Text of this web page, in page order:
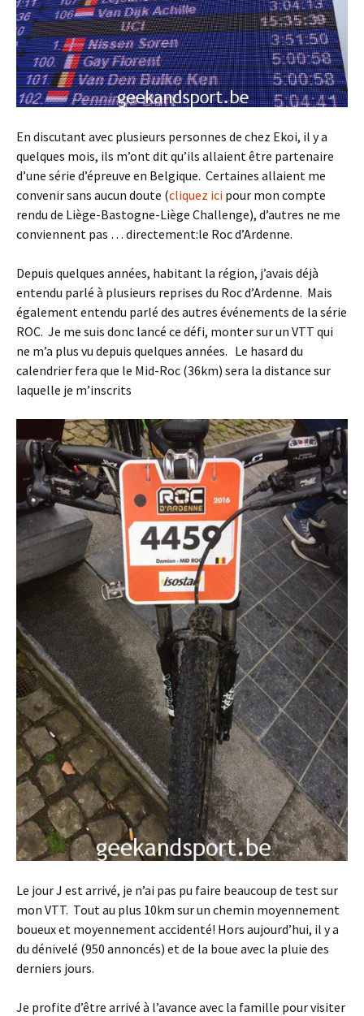
En discutant avec plusieurs personnes de chez Ekoi, il y a
quelques mois, ils m’ont dit qu’ils allaient être partenaire
d’une série d’épreuve en Belgique. Certaines allaient me
convenir sans aucun doute (cliquez ici pour mon compte
rendu de Liège-Bastogne-Liège Challenge), d’autres ne me
conviennent pas … directement:le Roc d’Ardenne.
Depuis quelques années, habitant la région, j’avais déjà
entendu parlé à plusieurs reprises du Roc d’Ardenne. Mais
également entendu parlé des autres événements de la série
ROC. Je me suis donc lancé ce défi, monter sur un VTT qui
ne m’a plus vu depuis quelques années. Le hasard du
calendrier fera que le Mid-Roc (36km) sera la distance sur
laquelle je m’inscrits
Le jour J est arrivé, je n’ai pas pu faire beaucoup de test sur
mon VTT. Tout au plus 10km sur un chemin moyennement
boueux et moyennement accidenté! Hors aujourd’hui, il y a
du dénivelé (950 annoncés) et de la boue avec la pluie des
derniers jours.
Je profite d’être arrivé à l’avance avec la famille pour visiter